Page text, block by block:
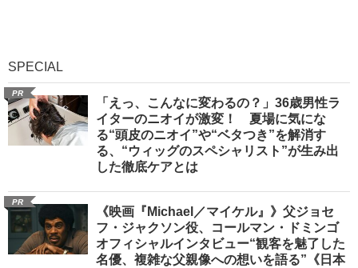
SPECIAL
PR
「えっ、こんなに変わるの？」36歳男性ラ
イターのニオイが激変！ 夏場に気にな
る“頭皮のニオイ”や“ベタつき”を解消す
る、“ウィッグのスペシャリスト”が生み出
した徹底ケアとは
PR
《映画『Michael／マイケル』》父ジョセ
フ・ジャクソン役、コールマン・ドミンゴ
オフィシャルインタビュー“観客を魅了した
名優、複雑な父親像への想いを語る”《日本